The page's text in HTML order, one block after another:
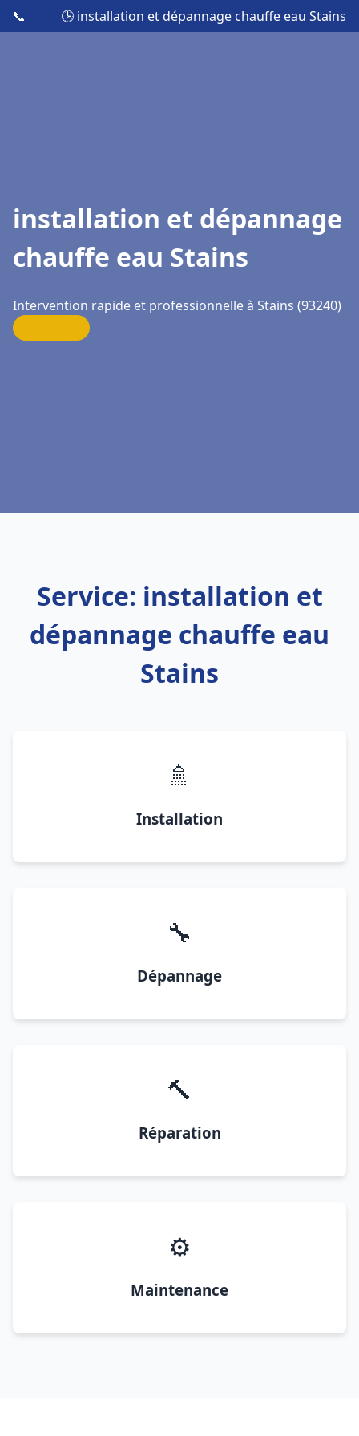
📞 🕒 installation et dépannage chauffe eau Stains
installation et dépannage
chauffe eau Stains
Intervention rapide et professionnelle à Stains (93240)
Service: installation et
dépannage chauffe eau
Stains
🚿
Installation
🔧
Dépannage
🔨
Réparation
⚙️
Maintenance